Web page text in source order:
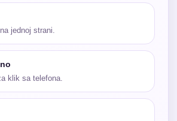
jednoj strani.
klik sa telefona.